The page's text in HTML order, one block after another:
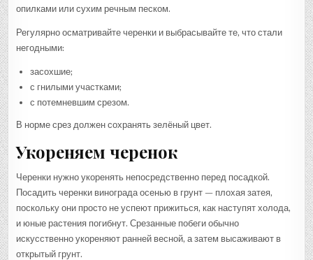
опилками или сухим речным песком.
Регулярно осматривайте черенки и выбрасывайте те, что стали
негодными:
засохшие;
с гнилыми участками;
с потемневшим срезом.
В норме срез должен сохранять зелёный цвет.
Укореняем черенок
Черенки нужно укоренять непосредственно перед посадкой.
Посадить черенки винограда осенью в грунт — плохая затея,
поскольку они просто не успеют прижиться, как наступят холода,
и юные растения погибнут. Срезанные побеги обычно
искусственно укореняют ранней весной, а затем высаживают в
открытый грунт.